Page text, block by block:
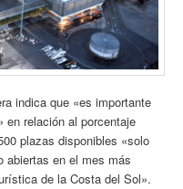
indica que «es importante
en relación al porcentaje
plazas disponibles «solo
abiertas en el mes más
de la Costa del Sol».